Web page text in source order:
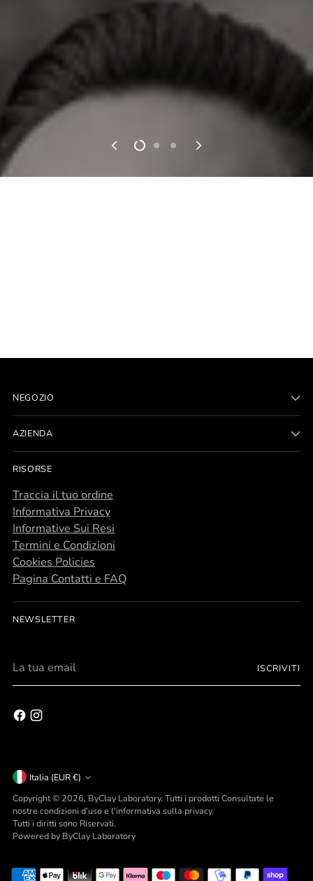
Personalizza
NEGOZIO
AZIENDA
RISORSE
Traccia il tuo ordine
Informativa Privacy
Informative Sui Resi
Termini e Condizioni
Cookies Policies
Pagina Contatti e FAQ
NEWSLETTER
tua
ISCRIVITI
Valuta
Italia (EUR €)
Copyright © 2026, ByClay Laboratory. Tutti i prodotti Consultate le
nostre condizioni d'uso e l'informativa sulla privacy.
Tutti i diritti sono Riservati.
Powered by ByClay Laboratory